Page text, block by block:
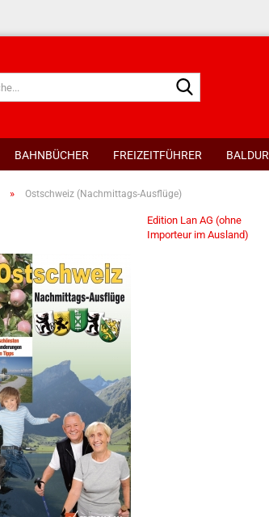
BAHNBÜCHER FREIZEITFÜHRER BALDUR
» Ostschweiz (Nachmittags-Ausflüge)
Edition Lan AG (ohne
Importeur im Ausland)